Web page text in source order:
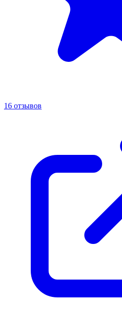
16 отзывов